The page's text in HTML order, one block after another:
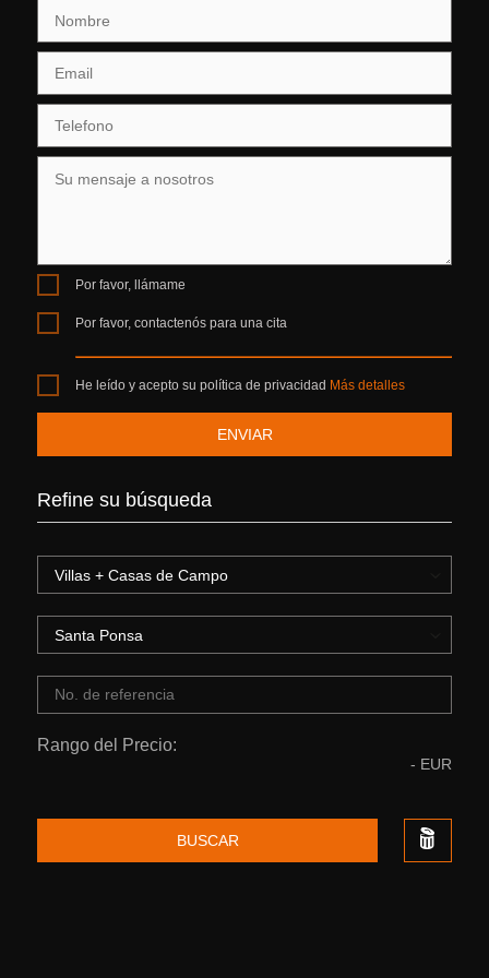
Por favor, llámame
Por favor, contactenós para una cita
He leído y acepto su política de privacidad Más detalles
Refine su búsqueda
Rango del Precio:
- EUR
BUSCAR